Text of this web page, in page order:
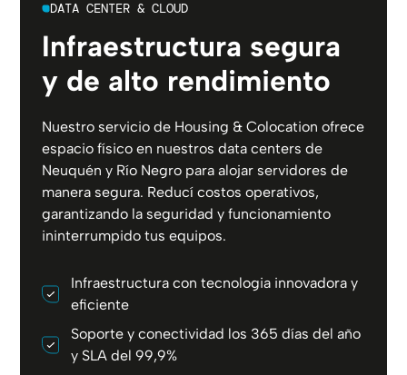
DATA CENTER & CLOUD
Infraestructura segura
y de alto rendimiento
Nuestro servicio de Housing & Colocation ofrece
espacio físico en nuestros data centers de
Neuquén y Río Negro para alojar servidores de
manera segura. Reducí costos operativos,
garantizando la seguridad y funcionamiento
ininterrumpido tus equipos.
Infraestructura con tecnologia innovadora y
eficiente
Soporte y conectividad los 365 días del año
y SLA del 99,9%